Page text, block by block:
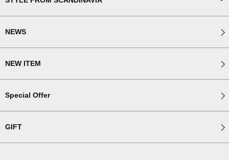
NEWS
NEW ITEM
Special Offer
GIFT